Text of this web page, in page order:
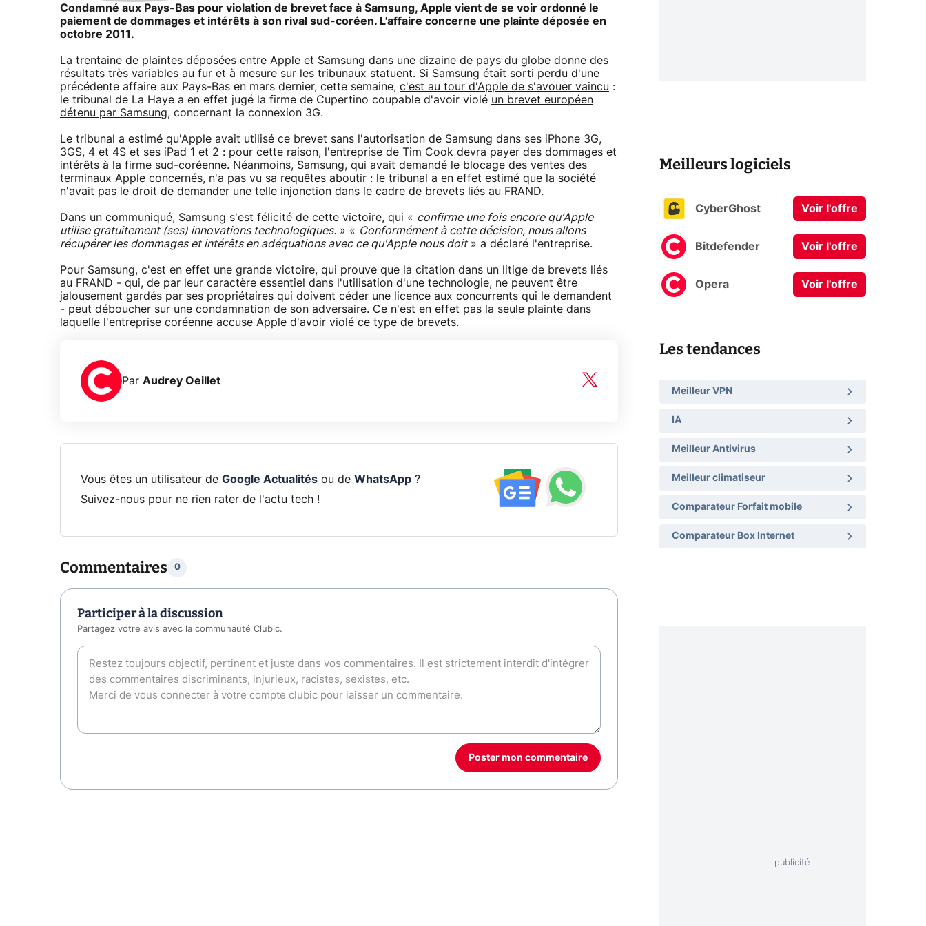
Condamné aux Pays-Bas pour violation de brevet face à Samsung, Apple vient de se voir ordonné le
paiement de dommages et intérêts à son rival sud-coréen. L'affaire concerne une plainte déposée en
octobre 2011.
La trentaine de plaintes déposées entre Apple et Samsung dans une dizaine de pays du globe donne des
résultats très variables au fur et à mesure sur les tribunaux statuent. Si Samsung était sorti perdu d'une
précédente affaire aux Pays-Bas en mars dernier, cette semaine, c'est au tour d'Apple de s'avouer vaincu :
le tribunal de La Haye a en effet jugé la firme de Cupertino coupable d'avoir violé un brevet européen
détenu par Samsung, concernant la connexion 3G.
Le tribunal a estimé qu'Apple avait utilisé ce brevet sans l'autorisation de Samsung dans ses iPhone 3G,
3GS, 4 et 4S et ses iPad 1 et 2 : pour cette raison, l'entreprise de Tim Cook devra payer des dommages et
intérêts à la firme sud-coréenne. Néanmoins, Samsung, qui avait demandé le blocage des ventes des
terminaux Apple concernés, n'a pas vu sa requêtes aboutir : le tribunal a en effet estimé que la société
n'avait pas le droit de demander une telle injonction dans le cadre de brevets liés au FRAND.
Dans un communiqué, Samsung s'est félicité de cette victoire, qui « confirme une fois encore qu'Apple
utilise gratuitement (ses) innovations technologiques. » « Conformément à cette décision, nous allons
récupérer les dommages et intérêts en adéquations avec ce qu'Apple nous doit» a déclaré l'entreprise.
Pour Samsung, c'est en effet une grande victoire, qui prouve que la citation dans un litige de brevets liés
au FRAND - qui, de par leur caractère essentiel dans l'utilisation d'une technologie, ne peuvent être
jalousement gardés par ses propriétaires qui doivent céder une licence aux concurrents qui le demandent
- peut déboucher sur une condamnation de son adversaire. Ce n'est en effet pas la seule plainte dans
laquelle l'entreprise coréenne accuse Apple d'avoir violé ce type de brevets.
Par Audrey Oeillet
Vous êtes un utilisateur de Google Actualitésou de WhatsApp?
Suivez-nous pour ne rien rater de l'actu tech !
Commentaires 0
Participer à la discussion
Partagez votre avis avec la communauté Clubic.
Poster mon commentaire
Meilleurs logiciels
CyberGhost Voir l'offre
Bitdefender Voir l'offre
Opera Voir l'offre
Les tendances
Meilleur VPN
IA
Meilleur Antivirus
Meilleur climatiseur
Comparateur Forfait mobile
Comparateur Box Internet